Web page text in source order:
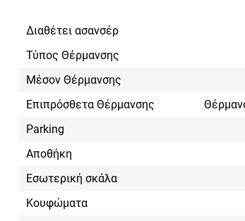
Διαθέτει ασανσέρ
Τύπος Θέρμανσης
Μέσον Θέρμανσης
Επιπρόσθετα Θέρμανσης
Parking
Αποθήκη
Εσωτερική σκάλα
Κουφώματα